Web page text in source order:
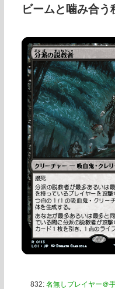
ビームと噛み合
832: 名無しプレイヤー＠